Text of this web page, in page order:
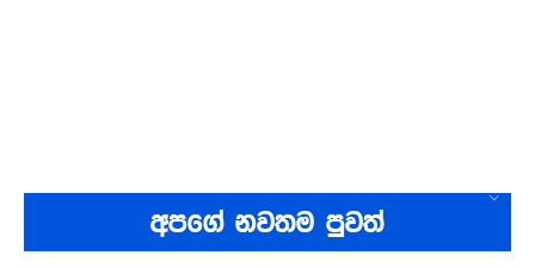
අපගේ නවතම පුවත්